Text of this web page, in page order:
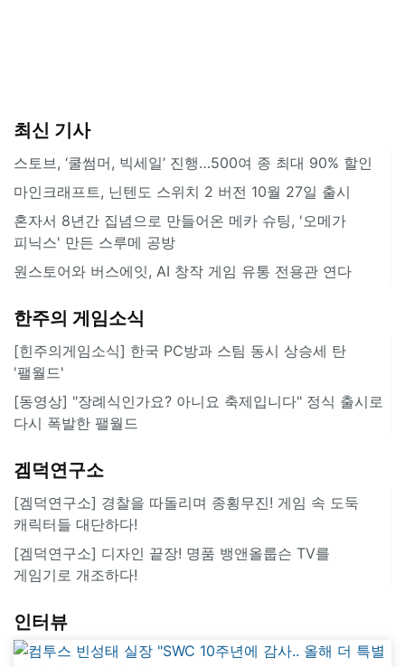
최신 기사
스토브, ‘쿨썸머, 빅세일’ 진행…500여 종 최대 90% 할인
마인크래프트, 닌텐도 스위치 2 버전 10월 27일 출시
혼자서 8년간 집념으로 만들어온 메카 슈팅, '오메가
피닉스' 만든 스루메 공방
원스토어와 버스에잇, AI 창작 게임 유통 전용관 연다
한주의 게임소식
[힌주의게임소식] 한국 PC방과 스팀 동시 상승세 탄
'팰월드'
[동영상] "장례식인가요? 아니요 축제입니다" 정식 출시로
다시 폭발한 팰월드
겜덕연구소
[겜덕연구소] 경찰을 따돌리며 종횡무진! 게임 속 도둑
캐릭터들 대단하다!
[겜덕연구소] 디자인 끝장! 명품 뱅앤올룹슨 TV를
게임기로 개조하다!
인터뷰